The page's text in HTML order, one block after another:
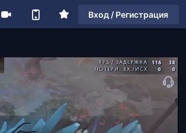
Вход / Регистрация